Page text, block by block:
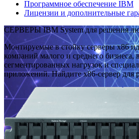
Программное обеспечение IBM
Лицензии и дополнительные
СЕРВЕРЫ IBM System для решения
Монтируемые в стойку серверы x86
компаний малого и среднего бизнеса,
сегментированных нагрузок и
приложений. Найдите x86-сервер для